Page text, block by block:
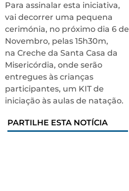
Para assinalar esta iniciativa,
vai decorrer uma pequena
cerimónia, no próximo dia 6 de
Novembro, pelas 15h30m,
na Creche da Santa Casa da
Misericórdia, onde serão
entregues às crianças
participantes, um KIT de
iniciação às aulas de natação.
PARTILHE ESTA NOTÍCIA